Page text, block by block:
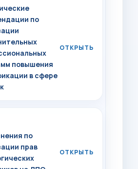
по
повышения
в сфере
по
прав